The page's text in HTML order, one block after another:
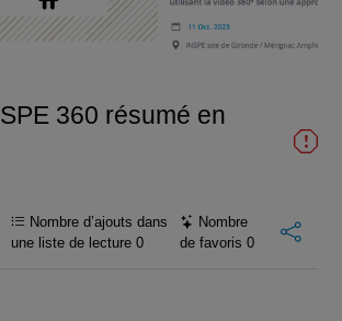
la
360 résumé en
Nombre d’ajouts dans
une liste de lecture0
Nombre
de favoris 0